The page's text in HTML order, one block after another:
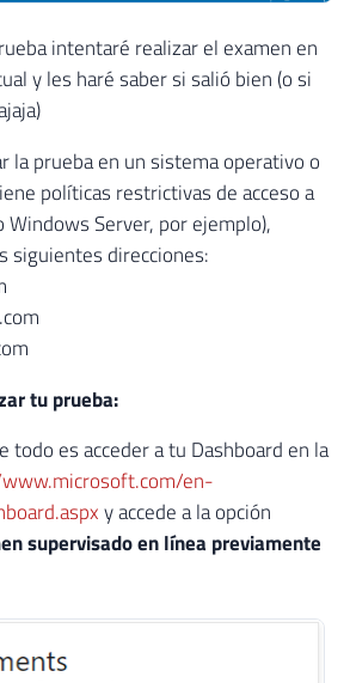
intentaré realizar el examen en
y les haré saber si salió bien (o si
la prueba en un sistema operativo o
políticas restrictivas de acceso a
Server, por ejemplo),
siguientes direcciones:
tu prueba:
todo es acceder a tu Dashboard en la
en-
y accede a la opción
supervisado en línea previamente